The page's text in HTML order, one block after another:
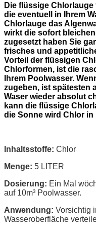
Die flüssige
die eventuell in Ihrem
Chlorlauge das
wirkt die sofort
zugesetzt haben Sie
frisches und
Vorteil der flüssigen
Chlorformen, ist die
Ihrem Poolwasser.
zugeben, ist spätesten
Waser wieder absolut
kann die flüssige
die Sonne wird Chlor
Inhaltsstoffe: Chlor
Menge: 5 LITER
Dosierung: Ein Mal
auf 10m³ Poolwasser.
Anwendung: Vorsichtig
Wasseroberfläche